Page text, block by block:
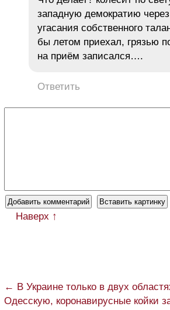
западную демократию
угасания собственного
бы летом приехал, грязью
на приём записался….
Ответить
Наверх ↑
← В Украине только в двух
Одесскую, коронавирусные койки